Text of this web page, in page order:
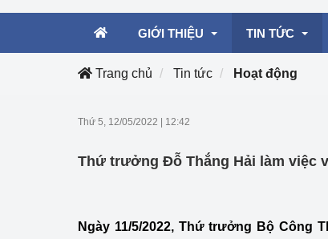
GIỚI THIỆU TIN TỨC
mại, Dịch vụ
Hoạt động
Trang chủ Tin tức Hoạt động
Thứ 5, 12/05/2022 12:42
Thứ trưởng Đỗ Thắng Hải làm việc
Ngày 11/5/2022, Thứ trưởng Bộ Công